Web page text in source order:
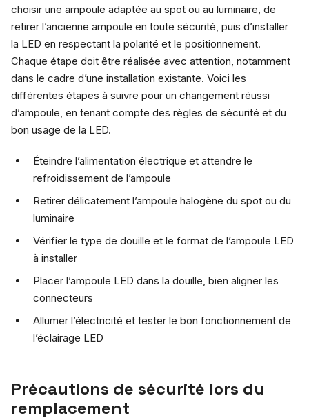
choisir une ampoule adaptée au spot ou au luminaire, de
retirer l’ancienne ampoule en toute sécurité, puis d’installer
la LED en respectant la polarité et le positionnement.
Chaque étape doit être réalisée avec attention, notamment
dans le cadre d’une installation existante. Voici les
différentes étapes à suivre pour un changement réussi
d’ampoule, en tenant compte des règles de sécurité et du
bon usage de la LED.
Éteindre l’alimentation électrique et attendre le
refroidissement de l’ampoule
Retirer délicatement l’ampoule halogène du spot ou du
luminaire
Vérifier le type de douille et le format de l’ampoule LED
à installer
Placer l’ampoule LED dans la douille, bien aligner les
connecteurs
Allumer l’électricité et tester le bon fonctionnement de
l’éclairage LED
Précautions de sécurité lors du
remplacement